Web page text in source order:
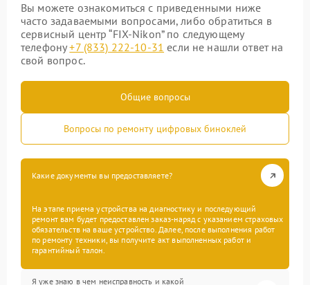
Вы можете ознакомиться с приведенными ниже
часто задаваемыми вопросами, либо обратиться в
сервисный центр “FIX-Nikon” по следующему
телефону+7 (833) 222-10-31 если не нашли ответ на
свой вопрос.
Общие вопросы
Вопросы по ремонту цифровых биноклей
Какие документы вы предоставляете?
На этапе приема устройства на диагностику и последующий
ремонт вам будет предоставлен заказ-наряд с указанием страховых
обязательств на ваше устройство. Далее, после выполнения работ
по ремонту техники, вы получите акт выполненных работ и
гарантийный талон.
Я уже знаю в чем неисправность и какой